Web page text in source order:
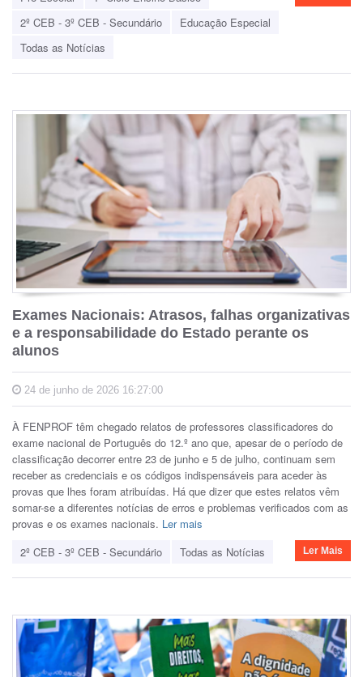
2º CEB - 3º CEB - Secundário
Educação Especial
Todas as Notícias
Exames Nacionais: Atrasos, falhas organizativas
e a responsabilidade do Estado perante os
alunos
24 de junho de 2026 16:27:00
À FENPROF têm chegado relatos de professores classificadores do
exame nacional de Português do 12.º ano que, apesar de o período de
classificação decorrer entre 23 de junho e 5 de julho, continuam sem
receber as credenciais e os códigos indispensáveis para aceder às
provas que lhes foram atribuídas. Há que dizer que estes relatos vêm
somar-se a diferentes notícias de erros e problemas verificados com as
provas e os exames nacionais. Ler mais
2º CEB - 3º CEB - Secundário
Todas as Notícias Ler Mais